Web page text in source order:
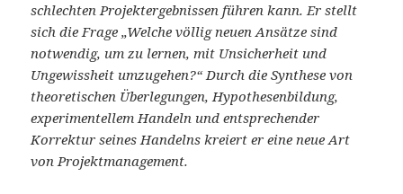
schlechten Projektergebnissen führen kann. Er stellt
sich die Frage „Welche völlig neuen Ansätze sind
notwendig, um zu lernen, mit Unsicherheit und
Ungewissheit umzugehen?“ Durch die Synthese von
theoretischen Überlegungen, Hypothesenbildung,
experimentellem Handeln und entsprechender
Korrektur seines Handelns kreiert er eine neue Art
von Projektmanagement.